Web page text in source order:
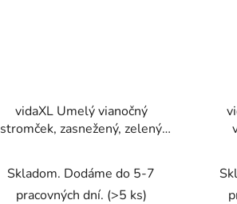
vidaXL Umelý vianočný
stromček, zasnežený, zelený
Skladom. Dodáme do 5-7
pracovných dní. (>5 ks)